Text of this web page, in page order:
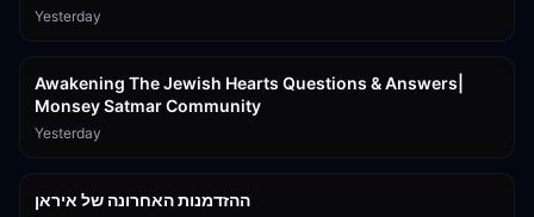
Yesterday
Awakening The Jewish Hearts Questions & Answers|
Monsey Satmar Community
Yesterday
ההזדמנות האחרונה של איראן